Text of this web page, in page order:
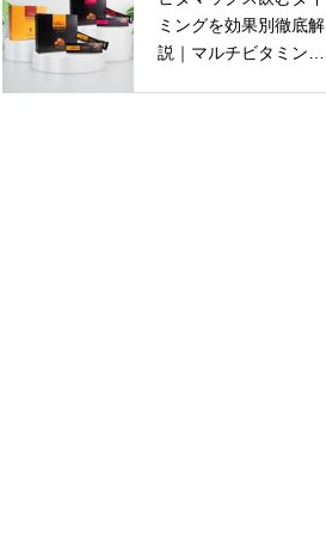
ミングを効果別徹底解
説｜マルチビタミン・